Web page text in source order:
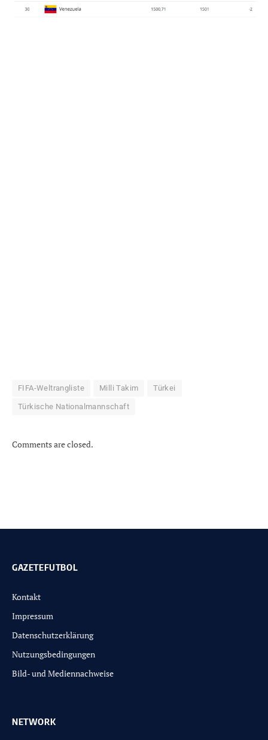
FIFA-Weltrangliste Milli Takim Türkei
Türkische Nationalmannschaft
Comments are closed.
GAZETEFUTBOL
Kontakt
Impressum
Datenschutzerklärung
Nutzungsbedingungen
Bild- und Mediennachweise
NETWORK